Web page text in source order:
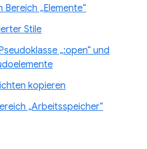
„Elemente“
Stile
„:open“ und
kopieren
„Arbeitsspeicher“